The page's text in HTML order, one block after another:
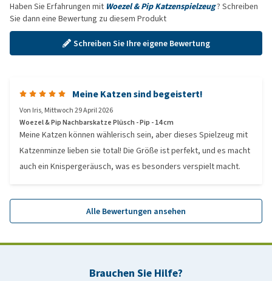
Haben Sie Erfahrungen mit Woezel & Pip Katzenspielzeug? Schreiben
Sie dann eine Bewertung zu diesem Produkt
Schreiben Sie Ihre eigene Bewertung
Meine Katzen sind begeistert!
Von Iris, Mittwoch 29 April 2026
Woezel & Pip Nachbarskatze Plüsch - Pip - 14 cm
Meine Katzen können wählerisch sein, aber dieses Spielzeug mit
Katzenminze lieben sie total! Die Größe ist perfekt, und es macht
auch ein Knispergeräusch, was es besonders verspielt macht.
Alle Bewertungen ansehen
Brauchen Sie Hilfe?